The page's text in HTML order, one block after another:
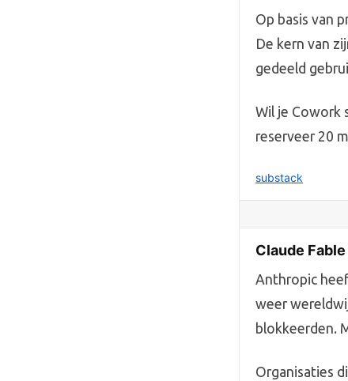
Op basis van
De kern van
gedeeld
Wil je Cowork
reserveer 20
substack
Claude
Anthropic
weer
blokkeerden.
Organisaties